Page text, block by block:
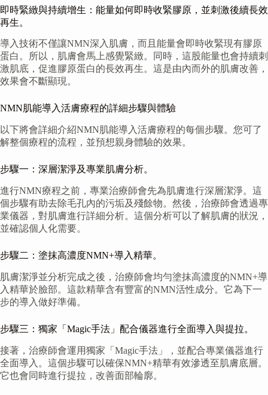
即時緊緻與持續增生：能量如何即時收緊膠原，並刺激後續長效
再生。
導入技術不僅讓NMN深入肌膚，而且能量會即時收緊現有膠原
蛋白。所以，肌膚會馬上感覺緊緻。同時，這股能量也會持續刺
激肌底，促進膠原蛋白的長效再生。這是由內而外的肌膚改善，
效果會不斷顯現。
NMN肌能導入活膚療程的詳細步驟與體驗
以下將會詳細介紹NMN肌能導入活膚療程的每個步驟。您可了
解整個療程的流程，並預想親身體驗的效果。
步驟一：深層潔淨及專業肌膚分析。
進行NMN療程之前，專業治療師會先為肌膚進行深層潔淨。這
個步驟有助去除毛孔內的污垢及殘餘物。然後，治療師會透過專
業儀器，對肌膚進行詳細分析。這個分析可以了解肌膚的狀況，
並確認個人化需要。
步驟二：塗抹高濃度NMN+導入精華。
肌膚潔淨並分析完成之後，治療師會均勻塗抹高濃度的NMN+導
入精華於臉部。這款精華含有豐富的NMN活性成分。它為下一
步的導入做好準備。
步驟三：獨家「Magic手法」配合儀器進行全面導入與提拉。
接著，治療師會運用獨家「Magic手法」，並配合專業儀器進行
全面導入。這個步驟可以確保NMN+精華有效滲透至肌膚底層。
它也會同時進行提拉，改善面部輪廓。